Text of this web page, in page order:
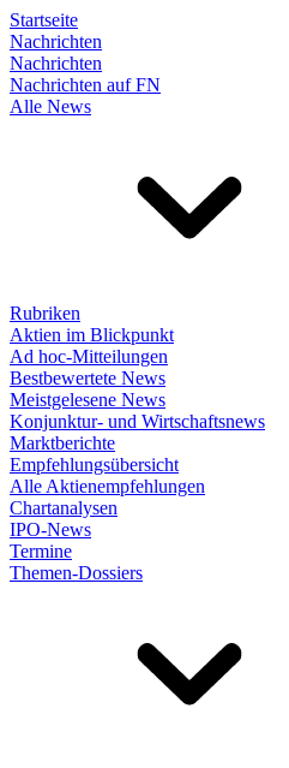
Startseite
Nachrichten
Nachrichten
Nachrichten auf FN
Alle News
Rubriken
Aktien im Blickpunkt
Ad hoc-Mitteilungen
Bestbewertete News
Meistgelesene News
Konjunktur- und Wirtschaftsnews
Marktberichte
Empfehlungsübersicht
Alle Aktienempfehlungen
Chartanalysen
IPO-News
Termine
Themen-Dossiers